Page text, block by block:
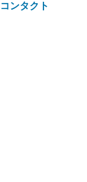
コンタクト